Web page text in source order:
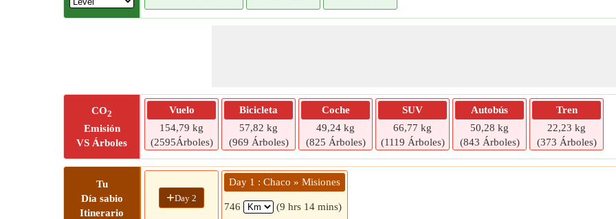
CO2
Emisión
VS Árboles
Vuelo
154,79 kg
(2595Árboles)
Bicicleta
57,82 kg
(969 Árboles)
Coche
49,24 kg
(825 Árboles)
SUV
66,77 kg
(1119 Árboles)
Autobús
50,28 kg
(843 Árboles)
Tren
22,23 kg
(373 Árboles)
Tu
Día sabio
Itinerario
+Day 2
Day 1 : Chaco » Misiones
746 (9 hrs 14 mins)